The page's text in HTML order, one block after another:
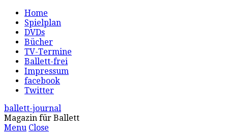
Home
Spielplan
DVDs
Bücher
TV-Termine
Ballett-frei
Impressum
facebook
Twitter
ballett-journal
Magazin für Ballett
Menu Close